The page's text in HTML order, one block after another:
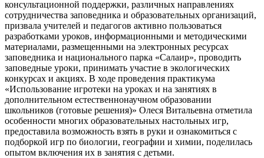
консультационной поддержки, различных направлениях
сотрудничества заповедника и образовательных организаций,
призвала учителей и педагогов активно пользоваться
разработками уроков, информационными и методическими
материалами, размещенными на электронных ресурсах
заповедника и национального парка «Салаир», проводить
заповедные уроки, принимать участие в экологических
конкурсах и акциях. В ходе проведения практикума
«Использование игротеки на уроках и на занятиях в
дополнительном естественнонаучном образовании
школьников (готовые решения)» Олеся Витальевна отметила
особенности многих образовательных настольных игр,
предоставила возможность взять в руки и ознакомиться с
подборкой игр по биологии, географии и химии, поделилась
опытом включения их в занятия с детьми.